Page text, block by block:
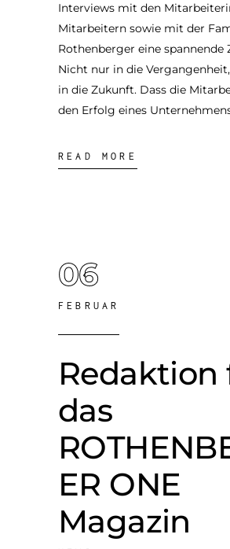
Interviews mit den
Mitarbeitern sowie mit der
Rothenberger eine spannende
Nicht nur in die
in die Zukunft. Dass die
den Erfolg eines
READ MORE
06
FEBRUAR
Redaktion
das
ER ONE
Magazin